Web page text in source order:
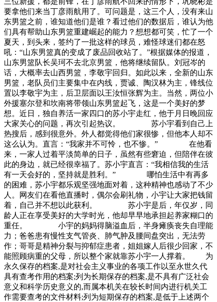
要拿他们来当丁彦雨航用了。可问题是，这三个人，没有来山
东男篮之前，谁知道他们是谁？看过他们的数据后，谁认为他
们具有帮助山东男篮重建崛起的能力？想想都可笑，忙了一个
夏天，到头来，签约了一批这样的球员，难怪球迷们都在怒
吼：“山东男篮真的变成了废品回收站了。”根据媒体的报道，
山东男篮队长吴珂不去北京男篮，他将继续留队。刘冠岑的
话，大概率去山西男篮，李敬宇回归。如此以来，全新的山东
男篮，老队员们主要集中在内线，贾诚、陶汉林为主，锋线位
置以李敬宇为主，后卫层面以王汝恒张辉为主。当然，两位小
外援塞尔登和坎南将带领山东男篮起飞，这是一个美好的梦
想。近日，独自养活一家四口的苏小宇走红，他于月日晚回应
大家关心的问题，再次引起热议。 苏小宇看到自己上
热搜后，感到很意外。外人都觉得他们家很惨，但他本人却不
这么认为。直言：“我家并不可怜，也不惨。” 在他看
来，一家人过着平淡简单的日子，虽然有些窘迫，但陪伴在彼
此的身边，就已经很幸福了。苏小宇直言：“我相信我的生活
有一天会好的，坚持就是胜利。” 哪怕生活中有再多
的困难，苏小宇都乐观坚强地面对着，这种精神也感动了不少
人。网友们在看他直播时，偶尔会刷礼物，小宇让大家把钱留
着，自己并不想以此获利。 苏小宇是后，年仅岁，同
龄人正在享受美好的大学时光，他却早早地承担起养家糊口的
重任。 小宇的妈妈得脑溢血后，半身瘫痪丧失自理能
力；爸爸患有慢性支气管炎、肺气肿及腰间盘突出，无法劳
作；哥哥是精神分裂与抑郁症患者，姐姐嫁人后很少回家，不
能照顾病重的父母，所以整个家就靠苏小宇一人撑着。 为
永久保存的档案,是对社会主义事业的各项工作以至永世久代
具有查考作用的档案;列为长期保存的档案,是不具有广泛社会
意义和科学历史意义的,而属本机关在较长时间内进行机关工
作需要查考的文件材料;列为短期保存的档案,是低于上述两个